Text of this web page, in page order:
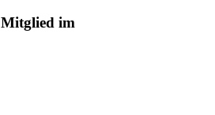
Mitglied im